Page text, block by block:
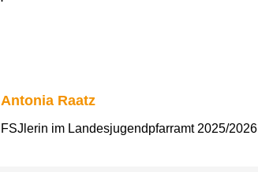
Antonia Raatz
FSJlerin im Landesjugendpfarramt 2025/2026